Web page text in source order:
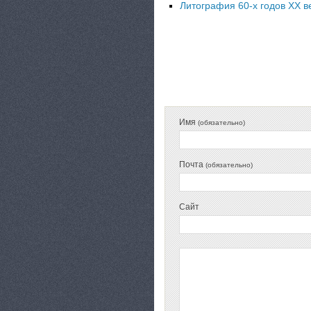
Литография 60-х годов XX
Имя(обязательно)
Почта(обязательно)
Сайт